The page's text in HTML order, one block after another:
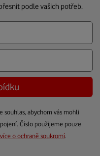
podle vašich potřeb.
abychom vás mohli
Číslo použijeme pouze
více o ochraně soukromí.